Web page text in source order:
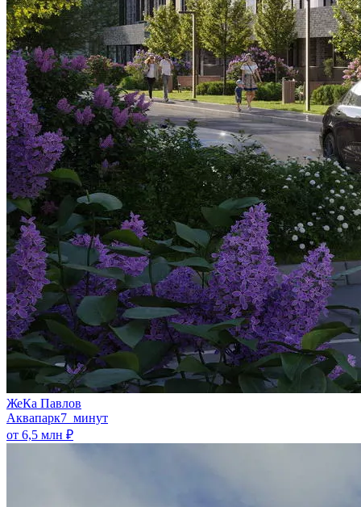
ЖеКа Павлов
Аквапарк7 минут
от 6,5 млн ₽